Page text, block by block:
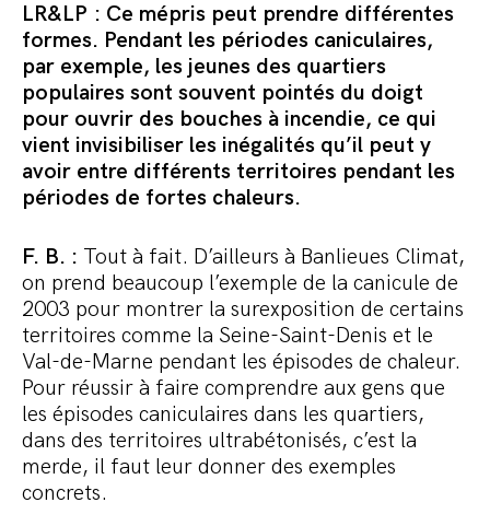
LR&LP : Ce mépris peut prendre différentes
formes. Pendant les périodes caniculaires,
par exemple, les jeunes des quartiers
populaires sont souvent pointés du doigt
pour ouvrir des bouches à incendie, ce qui
vient invisibiliser les inégalités qu’il peut y
avoir entre différents territoires pendant les
périodes de fortes chaleurs.
F. B. : Tout à fait. D’ailleurs à Banlieues Climat,
on prend beaucoup l’exemple de la canicule de
2003 pour montrer la surexposition de certains
territoires comme la Seine-Saint-Denis et le
Val-de-Marne pendant les épisodes de chaleur.
Pour réussir à faire comprendre aux gens que
les épisodes caniculaires dans les quartiers,
dans des territoires ultrabétonisés, c’est la
merde, il faut leur donner des exemples
concrets.